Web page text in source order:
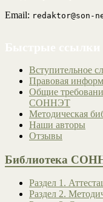
Email: redaktor@son-
Вступительное
Правовая
Общие
СОННЭТ
Методическая
Наши авторы
Отзывы
Библиотека
Раздел 1.
Раздел 2.